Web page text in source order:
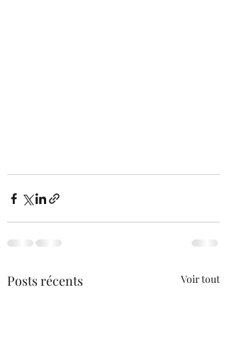
Posts récents Voir tout